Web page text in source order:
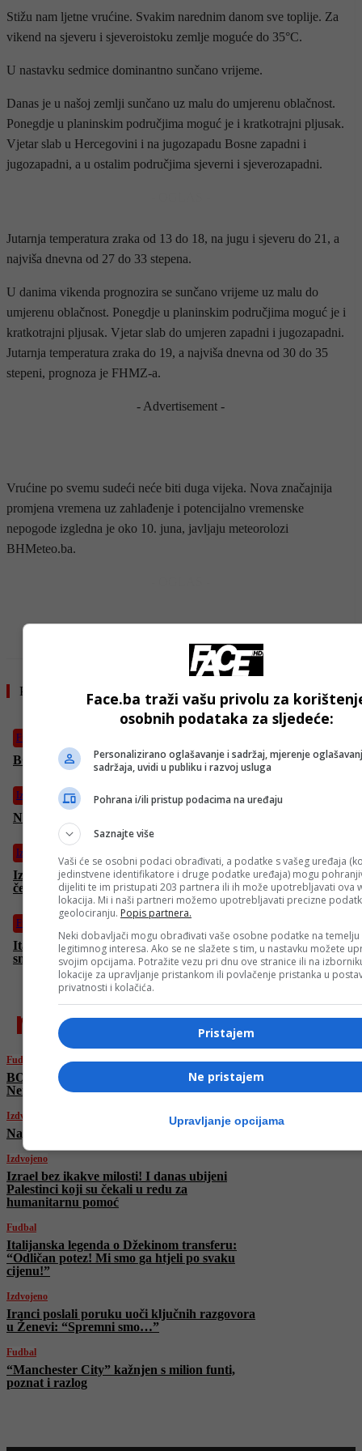
Stižu nam ljetne vrućine. Svakim narednim danom sve toplije. Za
vikend na sjeveru i sjeveroistoku zemlje moguće do 35°C.
U nastavku sedmice dominantno sunčano vrijeme.
Danas je u našoj zemlji sunčano uz malu do umjerenu oblačnost.
Ponegdje u planinskim područjima moguć je i kratkotrajni pljusak.
Vjetar slab u Hercegovini i na jugozapadu Bosne zapadni i
jugozapadni, a u ostalim područjima sjeverni i sjeverozapadni.
Jutarnja temperatura zraka od 13 do 18, na jugu i sjeveru do 21, a
najviša dnevna od 27 do 33 stepena.
U danima vikenda prognozira se sunčano vrijeme uz malu do
umjerenu oblačnost. Ponegdje u planinskim područjima moguć je i
kratkotrajni pljusak. Vjetar slab do umjeren zapadni i jugozapadni.
Jutarnja temperatura zraka do 19, a najviša dnevna od 30 do 35
stepeni, prognoza je FHMZ-a.
- Advertisement -
Vrućine po svemu sudeći neće biti duga vijeka. Nova značajnija
promjena vremena uz zahlađenje i potencijalno vremenske
nepogode izgledna je oko 10. juna, javljaju meteorolozi
BHMeteo.ba.
Pročitajte još
Fudbal
BOMBA u Bordo klubu: Na Koševo stiže Nermin Mujkić
Izdvojeno
Napadnuta bolnica u Teheranu
Izdvojeno
Izrael bez ikakve milosti! I danas ubijeni Palestinci koji su
čekali u redu za humanitarnu pomoć
Fudbal
Italijanska legenda o Džekinom transferu: “Odličan potez! Mi
smo ga htjeli po svaku cijenu!”
najnovije
Fudbal
BOMBA u Bordo klubu: Na Koševo stiže
Nermin Mujkić
Izdvojeno
Napadnuta bolnica u Teheranu
Izdvojeno
Izrael bez ikakve milosti! I danas ubijeni
Palestinci koji su čekali u redu za
humanitarnu pomoć
Fudbal
Italijanska legenda o Džekinom transferu:
“Odličan potez! Mi smo ga htjeli po svaku
cijenu!”
Izdvojeno
Iranci poslali poruku uoči ključnih razgovora
u Ženevi: “Spremni smo…”
Fudbal
“Manchester City” kažnjen s milion funti,
poznat i razlog
Face.ba traži vašu privolu za
osobnih podataka za sljedeće:
Personalizirano oglašavanje i sadržaj, mjerenje
sadržaja, uvidi u publiku i razvoj usluga
Pohrana i/ili pristup podacima na uređaju
Saznajte više
Vaši će se osobni podaci obrađivati, a podatke s vašeg uređaja
jedinstvene identifikatore i druge podatke uređaja) mogu
dijeliti te im pristupati 203 partnera ili ih može upotrebljavati ova
lokacija. Mi i naši partneri možemo upotrebljavati precizne
geolociranju. Popis partnera.
Neki dobavljači mogu obrađivati vaše osobne podatke na temelju
legitimnog interesa. Ako se ne slažete s tim, u nastavku možete
svojim opcijama. Potražite vezu pri dnu ove stranice ili na
lokacije za upravljanje pristankom ili povlačenje pristanka u
privatnosti i kolačića.
Pristajem
Ne pristajem
Upravljanje opcijama